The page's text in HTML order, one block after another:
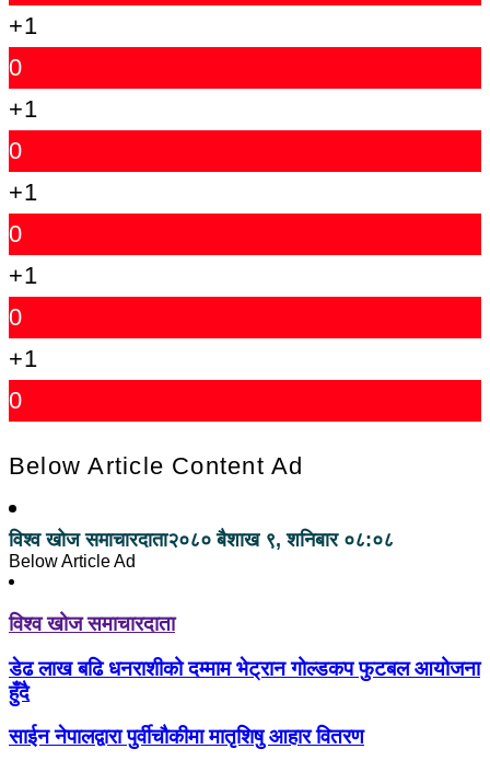
+1
0
+1
0
+1
0
+1
0
+1
0
Below Article Content Ad
विश्व खोज समाचारदाता२०८० बैशाख ९, शनिबार ०८:०८
Below Article Ad
विश्व खोज समाचारदाता
डेढ लाख बढि धनराशीको दम्माम भेट्रान गोल्डकप फुटबल आयोजना
हुँदै
साईन नेपालद्वारा पुर्वीचौकीमा मातृशिषु आहार वितरण